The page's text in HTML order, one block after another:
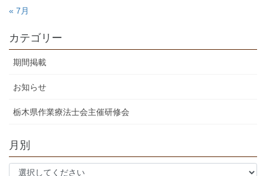
« 7月
カテゴリー
期間掲載
お知らせ
栃木県作業療法士会主催研修会
月別